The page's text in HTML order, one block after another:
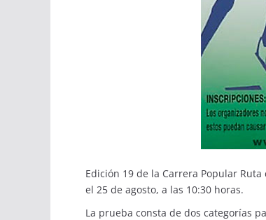
Edición 19 de la Carrera Popular
el 25 de agosto, a las 10:30 horas.
La prueba consta de dos categorías